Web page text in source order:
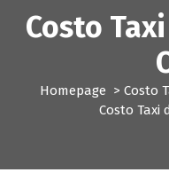
Costo
Homepage > Costo
Costo Taxi